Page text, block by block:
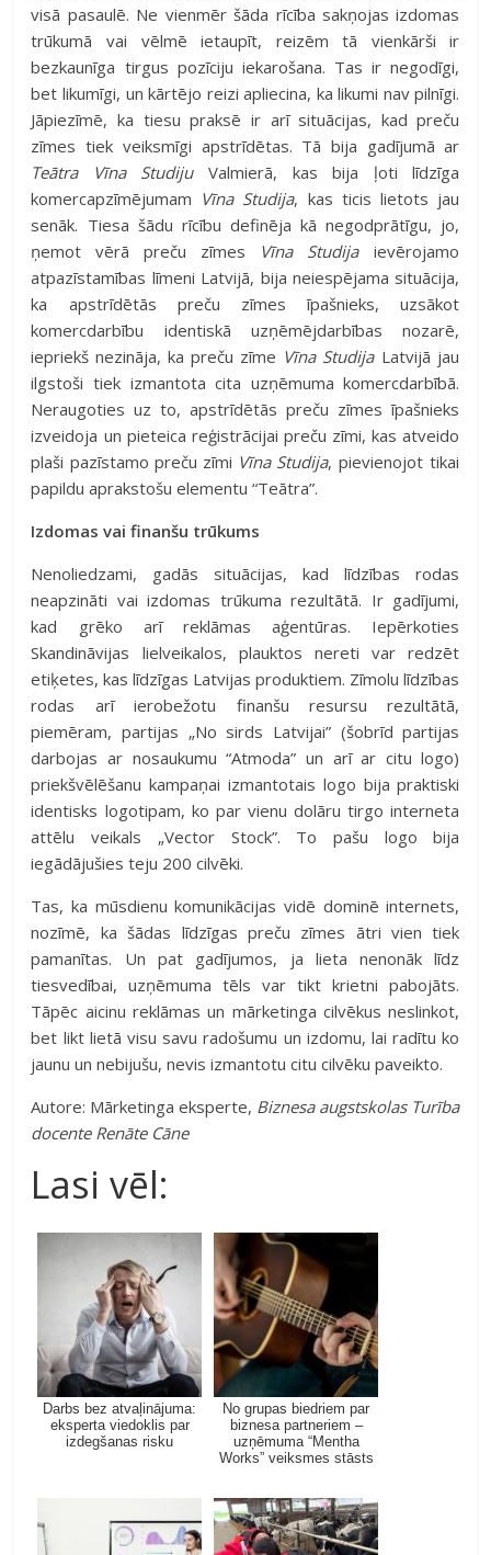
visā pasaulē. Ne vienmēr šāda rīcība sakņojas izdomas
trūkumā vai vēlmē ietaupīt, reizēm tā vienkārši ir
bezkaunīga tirgus pozīciju iekarošana. Tas ir negodīgi,
bet likumīgi, un kārtējo reizi apliecina, ka likumi nav pilnīgi.
Jāpiezīmē, ka tiesu praksē ir arī situācijas, kad preču
zīmes tiek veiksmīgi apstrīdētas. Tā bija gadījumā ar
Teātra Vīna StudijuValmierā, kas bija ļoti līdzīga
komercapzīmējumam Vīna Studija, kas ticis lietots jau
senāk. Tiesa šādu rīcību definēja kā negodprātīgu, jo,
ņemot vērā preču zīmes Vīna Studijaievērojamo
atpazīstamības līmeni Latvijā, bija neiespējama situācija,
ka apstrīdētās preču zīmes īpašnieks, uzsākot
komercdarbību identiskā uzņēmējdarbības nozarē,
iepriekš nezināja, ka preču zīme Vīna StudijaLatvijā jau
ilgstoši tiek izmantota cita uzņēmuma komercdarbībā.
Neraugoties uz to, apstrīdētās preču zīmes īpašnieks
izveidoja un pieteica reģistrācijai preču zīmi, kas atveido
plaši pazīstamo preču zīmi Vīna Studija, pievienojot tikai
papildu aprakstošu elementu “Teātra”.
Izdomas vai finanšu trūkums
Nenoliedzami, gadās situācijas, kad līdzības rodas
neapzināti vai izdomas trūkuma rezultātā. Ir gadījumi,
kad grēko arī reklāmas aģentūras. Iepērkoties
Skandināvijas lielveikalos, plauktos nereti var redzēt
etiķetes, kas līdzīgas Latvijas produktiem. Zīmolu līdzības
rodas arī ierobežotu finanšu resursu rezultātā,
piemēram, partijas „No sirds Latvijai” (šobrīd partijas
darbojas ar nosaukumu “Atmoda” un arī ar citu logo)
priekšvēlēšanu kampaņai izmantotais logo bija praktiski
identisks logotipam, ko par vienu dolāru tirgo interneta
attēlu veikals „Vector Stock”. To pašu logo bija
iegādājušies teju 200 cilvēki.
Tas, ka mūsdienu komunikācijas vidē dominē internets,
nozīmē, ka šādas līdzīgas preču zīmes ātri vien tiek
pamanītas. Un pat gadījumos, ja lieta nenonāk līdz
tiesvedībai, uzņēmuma tēls var tikt krietni pabojāts.
Tāpēc aicinu reklāmas un mārketinga cilvēkus neslinkot,
bet likt lietā visu savu radošumu un izdomu, lai radītu ko
jaunu un nebijušu, nevis izmantotu citu cilvēku paveikto.
Autore: Mārketinga eksperte, Biznesa augstskolas Turība
docente Renāte Cāne
Lasi vēl:
Darbs bez atvaļinājuma:
eksperta viedoklis par
izdegšanas risku
No grupas biedriem par
biznesa partneriem –
uzņēmuma “Mentha
Works” veiksmes stāsts